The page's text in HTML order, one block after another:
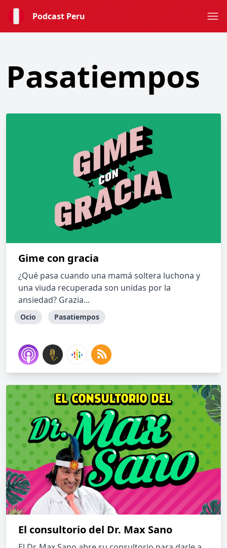
Podcast Peru
Pasatiempos
Gime con gracia
¿Qué pasa cuando una mamá soltera luchona y
una viuda recuperada son unidas por la
ansiedad? Grazia...
Ocio Pasatiempos
El consultorio del Dr. Max Sano